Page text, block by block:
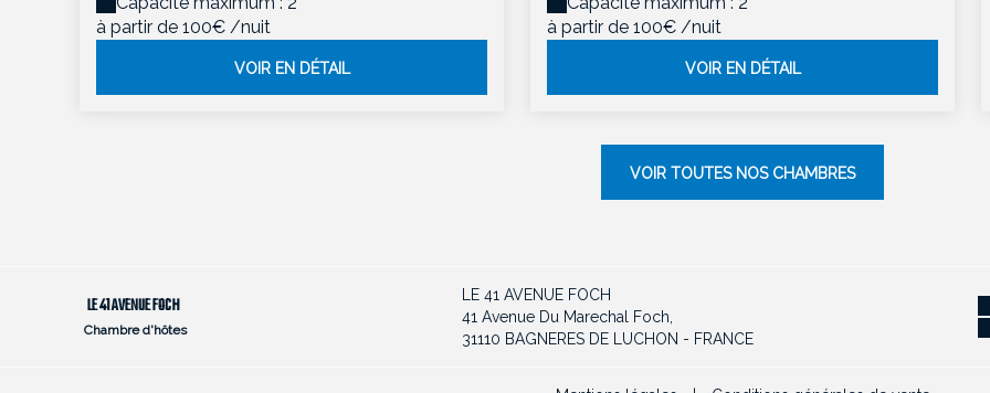
à partir de 100€ /nuit
VOIR EN DÉTAIL
à partir de 100€ /nuit
VOIR EN DÉTAIL
VOIR TOUTES NOS CHAMBRES
LE 41 AVENUE FOCH
Chambre d'hôtes
LE 41 AVENUE FOCH
41 Avenue Du Marechal Foch,
31110 BAGNERES DE LUCHON - FRANCE